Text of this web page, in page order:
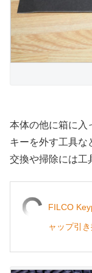
本体の他に箱に入
キーを外す工具な
交換や掃除には工
FILCO
ャップ引